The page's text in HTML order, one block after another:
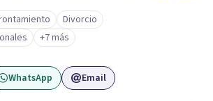
(TFE) en España, además de
certificada. La TFE ha
significativa en las relaciones,
éxito y felicidad duradera. Este enfoque
la vida en terapia individual,
Divorcio
+7 más
WhatsApp Email